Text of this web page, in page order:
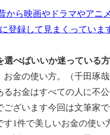
から映画やドラマやア
登録して見まくってい
べばいいか迷っている
お金の使い方。（千田
お金はすべての人に不
ざいます今回は文筆家
1件で美しいお金の使